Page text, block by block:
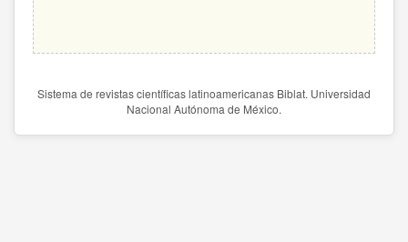
Sistema de revistas científicas latinoamericanas Biblat. Universidad
Nacional Autónoma de México.